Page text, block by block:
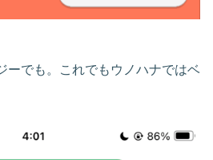
ーでも。これでもウノハナではベ